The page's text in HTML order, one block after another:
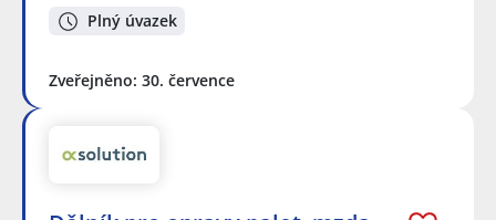
Plný úvazek
Zveřejněno: 30. července